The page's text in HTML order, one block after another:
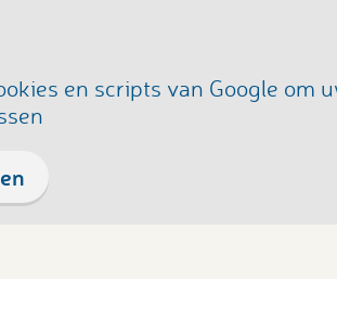
en scripts van Google om